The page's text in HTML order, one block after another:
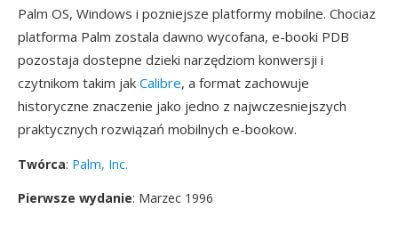
Palm OS, Windows i pozniejsze platformy mobilne. Chociaz
platforma Palm zostala dawno wycofana, e-booki PDB
pozostaja dostepne dzieki narzędziom konwersji i
czytnikom takim jak Calibre, a format zachowuje
historyczne znaczenie jako jedno z najwczesniejszych
praktycznych rozwiązań mobilnych e-bookow.
Twórca: Palm, Inc.
Pierwsze wydanie: Marzec 1996